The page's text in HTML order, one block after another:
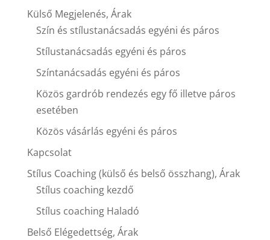
Külső Megjelenés, Árak
Szín és stílustanácsadás egyéni és páros
Stílustanácsadás egyéni és páros
Színtanácsadás egyéni és páros
Közös gardrób rendezés egy fő illetve páros
esetében
Közös vásárlás egyéni és páros
Kapcsolat
Stílus Coaching (külső és belső összhang), Árak
Stílus coaching kezdő
Stílus coaching Haladó
Belső Elégedettség, Árak